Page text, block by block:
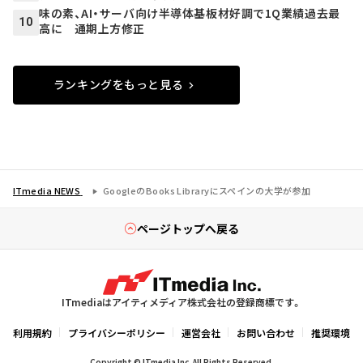
10
味の素、AI・サーバ向け半導体基板材好調で1Q業績過去最
高に 通期上方修正
ランキングをもっと見る
ITmedia NEWS GoogleのBooks Libraryにスペインの大学が参加
ページトップへ戻る
ITmediaはアイティメディア株式会社の登録商標です。
利用規約 プライバシーポリシー 運営会社 お問い合わせ 推奨環境